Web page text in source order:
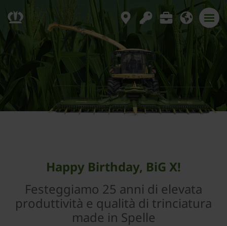
Happy Birthday, BiG X!
Festeggiamo 25 anni di elevata
produttività e qualità di trinciatura
made in Spelle